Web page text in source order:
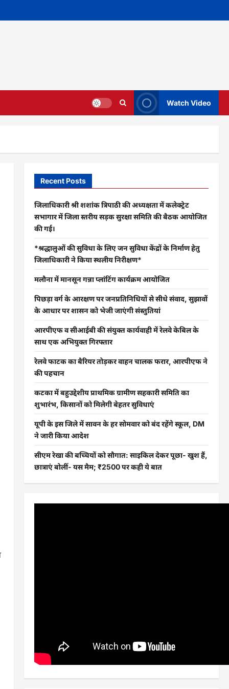
Watch Video
Recent Posts
जिलाधिकारी श्री शशांक त्रिपाठी की अध्यक्षता में कलेक्ट्रेट
सभागार में जिला स्तरीय सड़क सुरक्षा समिति की बैठक आयोजित
की गई।
*श्रद्धालुओं की सुविधा के लिए जन सुविधा केंद्रों के निर्माण हेतु
जिलाधिकारी ने किया स्थलीय निरीक्षण*
मलौना में मानसून गन्ना प्लांटिंग कार्यक्रम आयोजित
पिछड़ा वर्ग के आरक्षण पर जनप्रतिनिधियों से सीधे संवाद, सुझावों
के आधार पर शासन को भेजी जाएंगी संस्तुतियां
आरपीएफ व सीआईबी की संयुक्त कार्यवाही में रेलवे केबिल के
साथ एक अभियुक्त गिरफ्तार
रेलवे फाटक का बैरियर तोड़कर वाहन चालक फरार, आरपीएफ ने
की पहचान
कटका में बहुउद्देशीय प्राथमिक ग्रामीण सहकारी समिति का
शुभारंभ, किसानों को मिलेगी बेहतर सुविधाएं
यूपी के इस जिले में सावन के हर सोमवार को बंद रहेंगे स्कूल, DM
ने जारी किया आदेश
सीएम रेखा की बच्चियों को सौगात: साइकिल देकर पूछा- खुश हैं,
छात्राएं बोलीं- यस मैम; ₹2500 पर कही ये बात